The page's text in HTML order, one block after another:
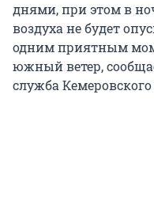
днями, при этом в
воздуха не будет
одним приятным
южный ветер,
служба